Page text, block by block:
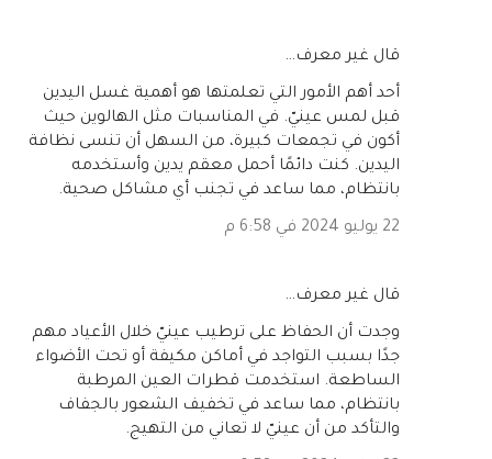
‏قال غير معرف…
أحد أهم الأمور التي تعلمتها هو أهمية غسل اليدين
قبل لمس عينيّ. في المناسبات مثل الهالوين حيث
أكون في تجمعات كبيرة، من السهل أن تنسى نظافة
اليدين. كنت دائمًا أحمل معقم يدين وأستخدمه
بانتظام، مما ساعد في تجنب أي مشاكل صحية.
22 يوليو 2024 في 6:58 م
‏قال غير معرف…
وجدت أن الحفاظ على ترطيب عينيّ خلال الأعياد مهم
جدًا بسبب التواجد في أماكن مكيفة أو تحت الأضواء
الساطعة. استخدمت قطرات العين المرطبة
بانتظام، مما ساعد في تخفيف الشعور بالجفاف
والتأكد من أن عينيّ لا تعاني من التهيج.